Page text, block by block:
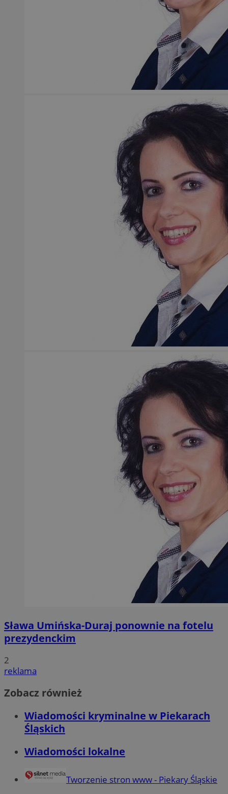
Sława Umińska-Duraj ponownie na fotelu
prezydenckim
2
reklama
Zobacz również
Wiadomości kryminalne w Piekarach
Śląskich
Wiadomości lokalne
Tworzenie stron www - Piekary Śląskie